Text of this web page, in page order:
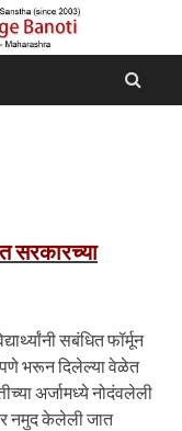
सरकारच्या
सबंधित फॉर्मून
भरून दिलेल्या वेळेत
अर्जामध्ये नोदंवलेली
नमुद केलेली जात